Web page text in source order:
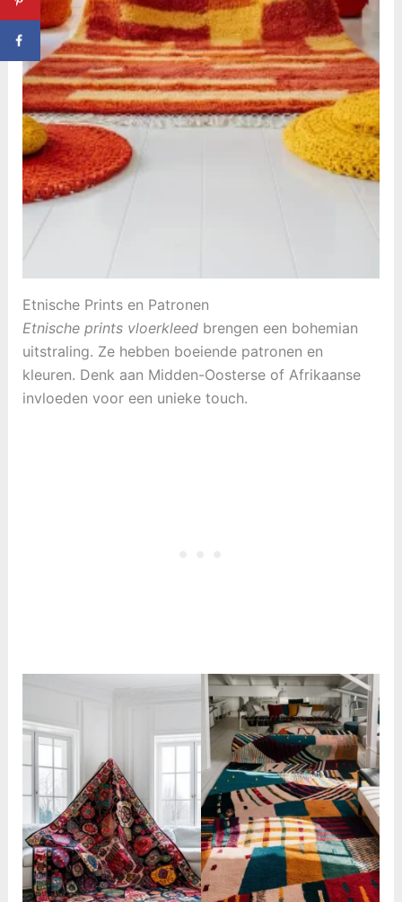
Etnische Prints en Patronen
Etnische prints vloerkleedbrengen een bohemian
uitstraling. Ze hebben boeiende patronen en
kleuren. Denk aan Midden-Oosterse of Afrikaanse
invloeden voor een unieke touch.